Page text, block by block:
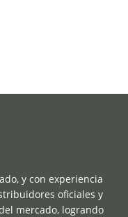
y con experiencia
oficiales y
mercado, logrando